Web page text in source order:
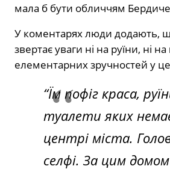
мала б бути обличчям
У коментарях люди додають,
звертає уваги ні на руїни, ні на
елементарних зручностей у
“Їм пофіг краса,
туалети яких
центрі міста.
селфі. За цим